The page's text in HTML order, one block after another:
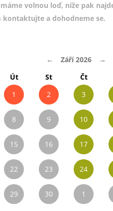
volnou loď, níže pak
a dohodneme se.
← Září 2026
→
Út St Čt
1 2 3
8 9 10
15 16 17
22 23 24
29 30 1